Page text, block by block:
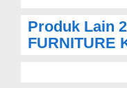
Produk Lain
FURNITURE